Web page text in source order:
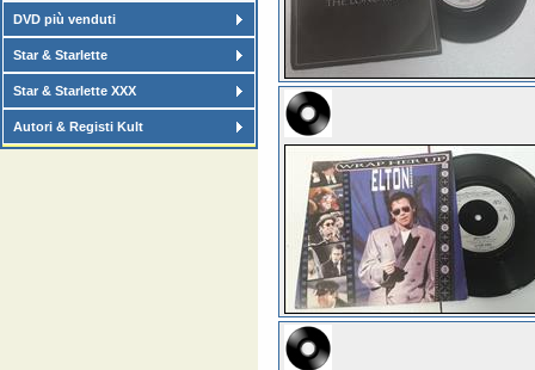
DVD più venduti
Star & Starlette
Star & Starlette XXX
Autori & Registi Kult